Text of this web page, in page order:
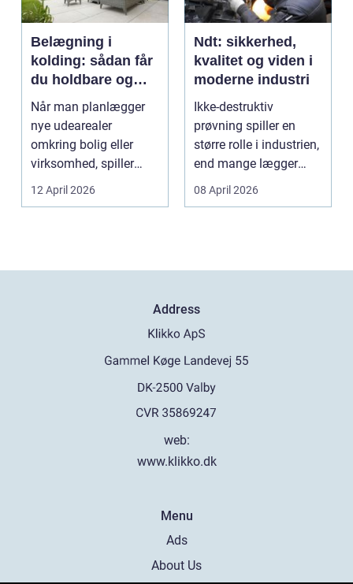
Belægning i
kolding: sådan får
du holdbare og
flotte udearealer
Når man planlægger
nye udearealer
omkring bolig eller
virksomhed, spiller
belægningen en helt
centra...
12 April 2026
Ndt: sikkerhed,
kvalitet og viden i
moderne industri
Ikke-destruktiv
prøvning spiller en
større rolle i industrien,
end mange lægger
mærke til i hverdage...
08 April 2026
Address
web:
www.klikko.dk
Menu
Ads
About Us